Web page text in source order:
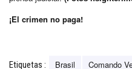
¡El crimen no paga!
Etiquetas : Brasil Comando